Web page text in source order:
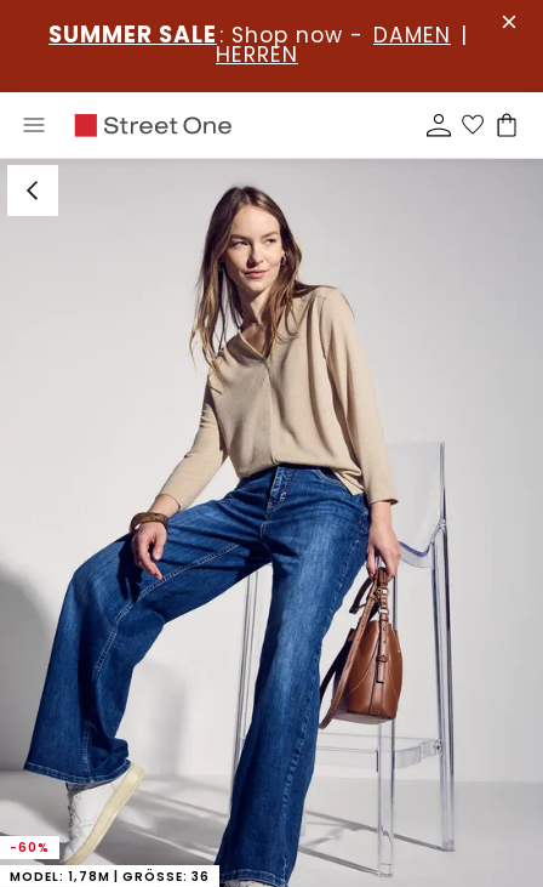
SUMMER SALE : Shop now - DAMEN |
HERREN
-60%
MODEL: 1,78M | GRÖSSE: 36